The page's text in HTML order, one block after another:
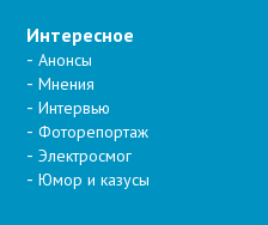
Интересное
Анонсы
Мнения
Интервью
Фоторепортаж
Электросмог
Юмор и казусы